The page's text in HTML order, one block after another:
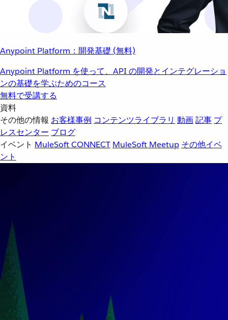
Anypoint Platform：開発基礎 (無料)
Anypoint Platform を使って、API の開発とインテグレーショ
ンの基礎を学ぶためのコース
無料で受講する
資料
その他の情報 お客様事例 コンテンツライブラリ 動画記事 プ
レスセンター ブログ
イベント MuleSoft CONNECT MuleSoft Meetup その他イベ
ント